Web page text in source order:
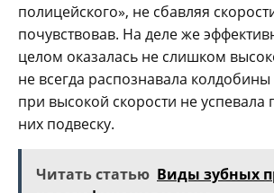
полицейского», не сбавляя
почувствовав. На деле же
целом оказалась не слишком
не всегда распознавала колдобины
при высокой скорости не успевала
них подвеску.
Читать статью Виды зубных